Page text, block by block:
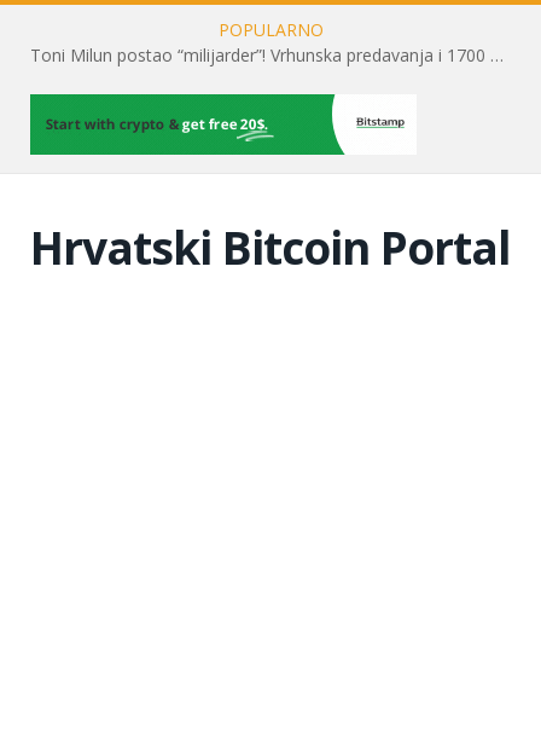
POPULARNO
Toni Milun postao “milijarder”! Vrhunska predavanja i 1700 posjetitelja obilježili su mjesec financijske pismenosti
Hrvatski Bitcoin Portal